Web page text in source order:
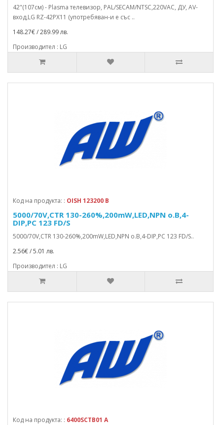
42"(107см) - Plasma телевизор, PAL/SECAM/NTSC,220VAC, ДУ, AV-
вход,LG RZ-42PX11 (употребяван-и е със ..
148.27€ / 289.99 лв.
Производител : LG
Код на продукта: : OISH 123200 B
5000/70V,CTR 130-260%,200mW,LED,NPN o.B,4-
DIP,PC 123 FD/S
5000/70V,CTR 130-260%,200mW,LED,NPN o.B,4-DIP,PC 123 FD/S..
2.56€ / 5.01 лв.
Производител : LG
Код на продукта: : 6400SCTB01 A